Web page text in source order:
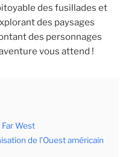
des fusillades et
des paysages
des personnages
vous attend !
West
de l’Ouest américain